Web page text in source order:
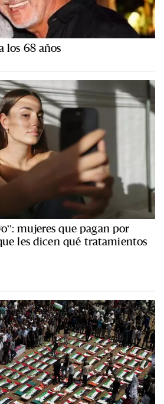
los 68 años
mujeres que pagan por
les dicen qué tratamientos